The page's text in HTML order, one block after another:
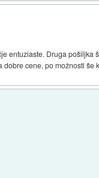
entuziaste. Druga pošiljka
cene, po možnosti še